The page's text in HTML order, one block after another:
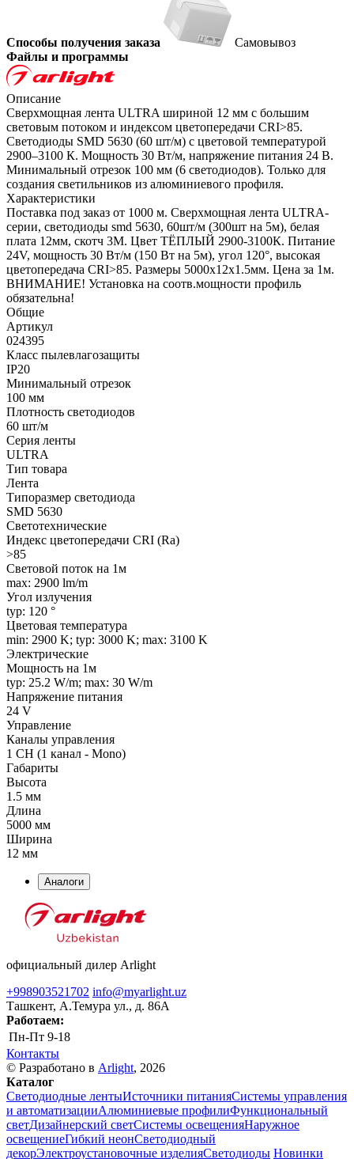
Способы получения заказа
Самовывоз
Файлы и программы
Описание
Сверхмощная лента ULTRA шириной 12 мм с большим
световым потоком и индексом цветопередачи CRI>85.
Светодиоды SMD 5630 (60 шт/м) с цветовой температурой
2900–3100 К. Мощность 30 Вт/м, напряжение питания 24 В.
Минимальный отрезок 100 мм (6 светодиодов). Только для
создания светильников из алюминиевого профиля.
Характеристики
Поставка под заказ от 1000 м. Сверхмощная лента ULTRA-
серии, светодиоды smd 5630, 60шт/м (300шт на 5м), белая
плата 12мм, скотч 3М. Цвет ТЁПЛЫЙ 2900-3100К. Питание
24V, мощность 30 Вт/м (150 Вт на 5м), угол 120°, высокая
цветопередача CRI>85. Размеры 5000х12х1.5мм. Цена за 1м.
ВНИМАНИЕ! Установка на соотв.мощности профиль
обязательна!
Общие
Артикул
024395
Класс пылевлагозащиты
IP20
Минимальный отрезок
100 мм
Плотность светодиодов
60 шт/м
Серия ленты
ULTRA
Тип товара
Лента
Типоразмер светодиода
SMD 5630
Светотехнические
Индекс цветопередачи CRI (Ra)
>85
Световой поток на 1м
max: 2900 lm/m
Угол излучения
typ: 120 °
Цветовая температура
min: 2900 K; typ: 3000 K; max: 3100 K
Электрические
Мощность на 1м
typ: 25.2 W/m; max: 30 W/m
Напряжение питания
24 V
Управление
Каналы управления
1 CH (1 канал - Mono)
Габариты
Высота
1.5 мм
Длина
5000 мм
Ширина
12 мм
Аналоги
официальный дилер Arlight
+998903521702 info@myarlight.uz
Ташкент, А.Темура ул., д. 86А
Работаем:
Пн-Пт 9-18
Контакты
© Разработано в Arlight, 2026
Каталог
Светодиодные лентыИсточники питанияСистемы управления
и автоматизацииАлюминиевые профилиФункциональный
светДизайнерский светСистемы освещенияНаружное
освещениеГибкий неонСветодиодный
декорЭлектроустановочные изделияСветодиоды Новинки